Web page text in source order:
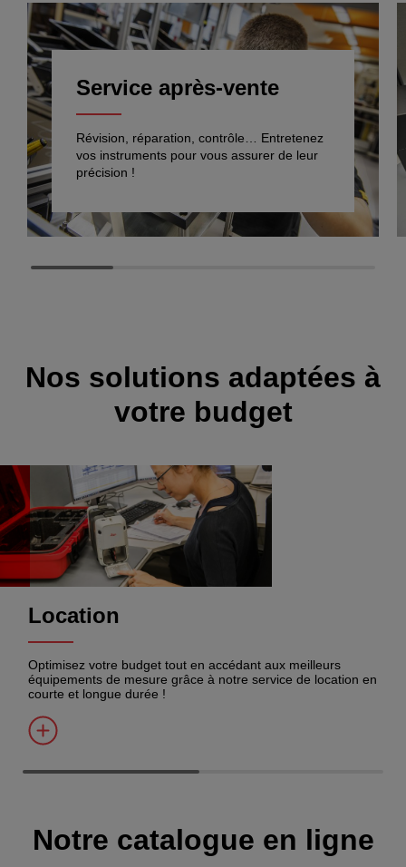
Service après-vente
Révision, réparation, contrôle… Entretenez
vos instruments pour vous assurer de leur
précision !
Nos solutions adaptées à
votre budget
Location
Optimisez votre budget tout en accédant aux meilleurs
équipements de mesure grâce à notre service de location en
courte et longue durée !
Notre catalogue en ligne